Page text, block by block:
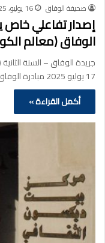
صحيفة الوفاق 16 يوليو، 2025
إصدار تفاعلي
الوفاق (معالم
17 يوليو 2025 مبادرة الوفاق – معالم…
أكمل القراءة »